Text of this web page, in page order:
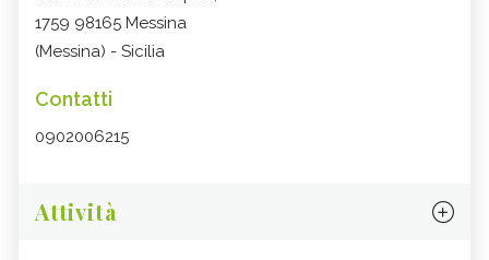
1759 98165 Messina
(Messina) - Sicilia
Contatti
0902006215
Attività